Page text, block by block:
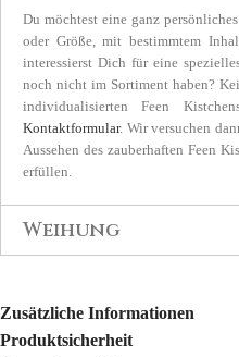
Du möchtest eine ganz
oder Größe, mit bestimmtem
interessierst Dich für eine
noch nicht im Sortiment haben?
individualisierten Feen
Kontaktformular. Wir versuchen
Aussehen des zauberhaften Feen
erfüllen.
Weihung
Zusätzliche Informationen
Produktsicherheit